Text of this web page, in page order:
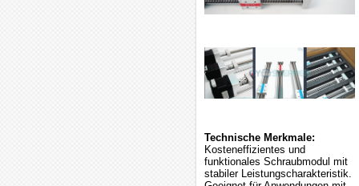
Technische Merkmale:
Kosteneffizientes und
funktionales Schraubmodul mit
stabiler Leistungscharakteristik.